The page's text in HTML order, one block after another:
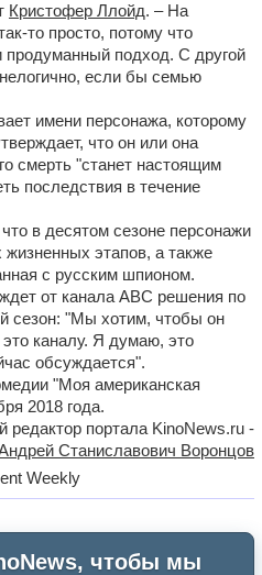
Кристофер Ллойд. – На
то просто, потому что
продуманный подход. С другой
если бы семью
имени персонажа, которому
что он или она
смерть "станет настоящим
последствия в течение
в десятом сезоне персонажи
этапов, а также
с русским шпионом.
от канала ABC решения по
сезон: "Мы хотим, чтобы он
каналу. Я думаю, это
обсуждается".
"Моя американская
2018 года.
редактор портала KinoNews.ru -
Станиславович Воронцов
Weekly
чтобы мы